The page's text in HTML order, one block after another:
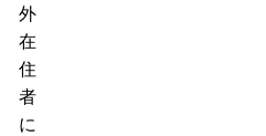
外
在
住
者
に